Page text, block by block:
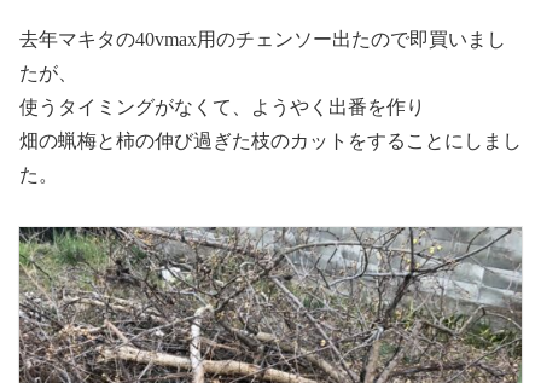
去年マキタの40vmax用のチェンソー出たので即買いまし
たが、
使うタイミングがなくて、ようやく出番を作り
畑の蝋梅と柿の伸び過ぎた枝のカットをすることにしまし
た。